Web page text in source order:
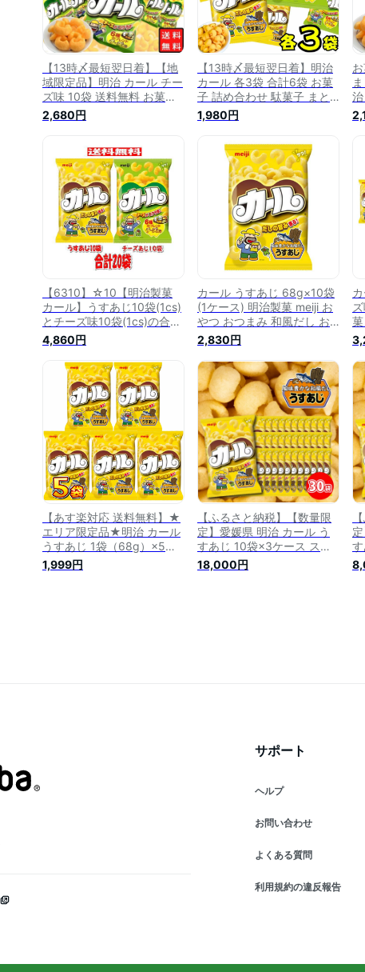
【13時〆最短翌日着】【地
域限定品】明治 カール チー
ズ味 10袋 送料無料 お菓子
詰め合わせ 箱買い ケース売
り 駄菓子 まとめ買い スナ
人 おやつ 明治製菓 西日本
限定 地域限定 懐かしい カ
ールおじさん あす楽 リピー
ト購入 ギフト 冬休み
2,680円
【13時〆最短翌日着】明治
カール 各3袋 合計6袋 お菓
子 詰め合わせ 駄菓子 まと
め買い スナック菓子 チーズ
うすあじ お菓子 明治製菓
め合わせ 子供会 西日本限定
地域限定 懐かしい カールお
じさん あす楽 リピ ギフト
手土産 送料無料
1,980円
6
【6310】☆10【明治製菓
カール】うすあじ10袋(1cs)
とチーズ味10袋(1cs)の合計
20袋(2cs)セット うす味 チ
ーズ アソート meiji 明治 ス
ナック菓子 お菓子 おやつ
西日本限定 販売地域限定 帰
省 お土産 プレゼント カー
ルおじさん イベント ノンフ
ライ プレゼント
4,860円
カール うすあじ 68g×10袋
(1ケース) 明治製菓 meiji お
やつ おつまみ 和風だし お
出汁 西日本限定販売 地域限
定販売 箱買い まとめ買い
ノンフライ スナック菓子 イ
ベント クリスマス プレゼン
ト 帰省 お土産 プレゼント
送料無料 ☆9【6310】
2,830円
【あす楽対応 送料無料】★
エリア限定品★明治 カール
うすあじ 1袋（68g）×5袋
【業務用 大量 お菓子 おや
つ スナック菓子 個包装 子
1,999円
【ふるさと納税】【数量限
定】愛媛県 明治 カール う
すあじ 10袋×3ケース スナ
ック菓子 セット 送料無料
西日本限定 まとめ買い お菓
18,000円
サポート
ヘルプ
お問い合わせ
よくある質問
利用規約の違反報告